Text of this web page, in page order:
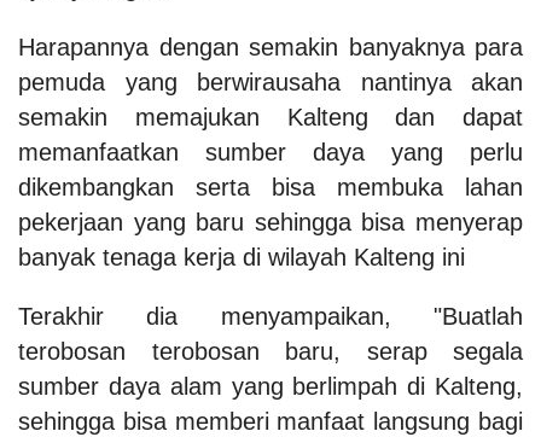
Harapannya dengan semakin banyaknya para
pemuda yang berwirausaha nantinya akan
semakin memajukan Kalteng dan dapat
memanfaatkan sumber daya yang perlu
dikembangkan serta bisa membuka lahan
pekerjaan yang baru sehingga bisa menyerap
banyak tenaga kerja di wilayah Kalteng ini
Terakhir dia menyampaikan, "Buatlah
terobosan terobosan baru, serap segala
sumber daya alam yang berlimpah di Kalteng,
sehingga bisa memberi manfaat langsung bagi